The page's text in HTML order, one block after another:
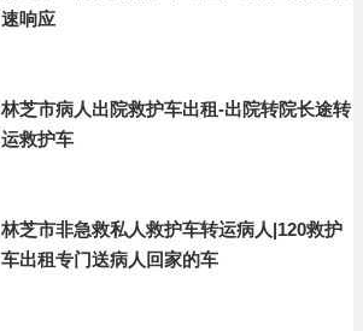
速响应
林芝市病人出院救护车出租-出院转院长途转
运救护车
林芝市非急救私人救护车转运病人|120救护
车出租专门送病人回家的车